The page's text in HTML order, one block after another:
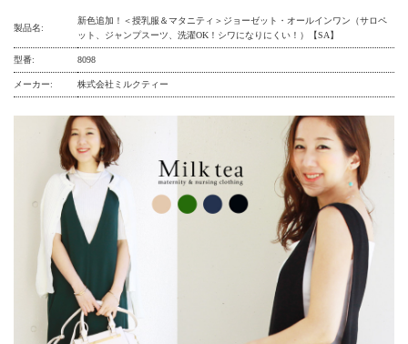
製品名:
新色追加！＜授乳服＆マタニティ＞ジョーゼット・オールインワン（サロペ
ット、ジャンプスーツ、洗濯OK！シワになりにくい！）【SA】
型番: 8098
メーカー: 株式会社ミルクティー